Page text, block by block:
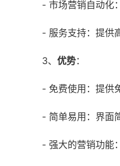
- 市场营销自动化
- 服务支持：提供
3、 优势：
- 免费使用：提供
- 简单易用：界面
- 强大的营销功能